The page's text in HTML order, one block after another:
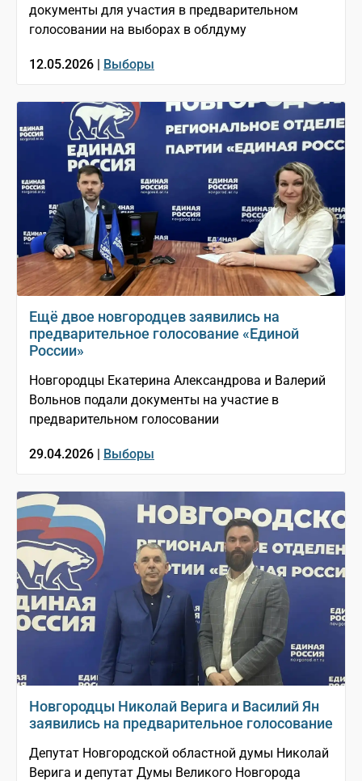
документы для участия в предварительном
голосовании на выборах в облдуму
12.05.2026 | Выборы
Ещё двое новгородцев заявились на
предварительное голосование «Единой
России»
Новгородцы Екатерина Александрова и Валерий
Вольнов подали документы на участие в
предварительном голосовании
29.04.2026 | Выборы
Новгородцы Николай Верига и Василий Ян
заявились на предварительное голосование
Депутат Новгородской областной думы Николай
Верига и депутат Думы Великого Новгорода